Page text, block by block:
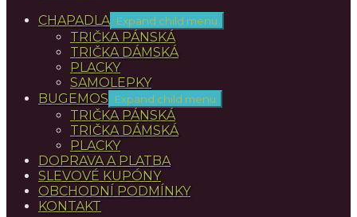
CHAPADLA Expand child menu
TRIČKA PÁNSKÁ
TRIČKA DÁMSKÁ
PLACKY
SAMOLEPKY
BUGEMOS
Expand child menu
TRIČKA PÁNSKÁ
TRIČKA DÁMSKÁ
PLACKY
DOPRAVA A PLATBA
SLEVOVÉ KUPÓNY
OBCHODNÍ PODMÍNKY
KONTAKT